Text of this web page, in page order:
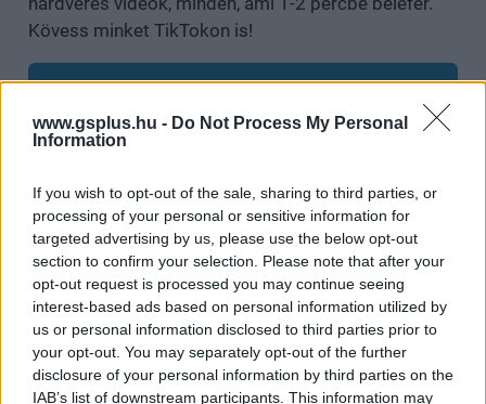
www.gsplus.hu - Do Not Process My Personal
Information
If you wish to opt-out of the sale, sharing to third parties, or
processing of your personal or sensitive information for
targeted advertising by us, please use the below opt-out
section to confirm your selection. Please note that after your
opt-out request is processed you may continue seeing
interest-based ads based on personal information utilized by
us or personal information disclosed to third parties prior to
your opt-out. You may separately opt-out of the further
disclosure of your personal information by third parties on the
IAB’s list of downstream participants. This information may
Kövess minket TikTokon is!
Megnézem
SMASH by Meló-Diák: Homok, zene és a nyár legjobb
hangulata – Jön a második forduló! (X)
Július végén folytatódik a balatoni strandröplabda-
sorozat.
Címkék: #the witcher #vaják #netflix
#liam